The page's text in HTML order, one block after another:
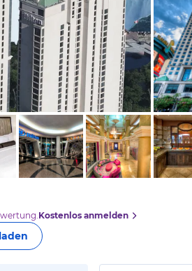
vom
vom
Kostenlos anmelden